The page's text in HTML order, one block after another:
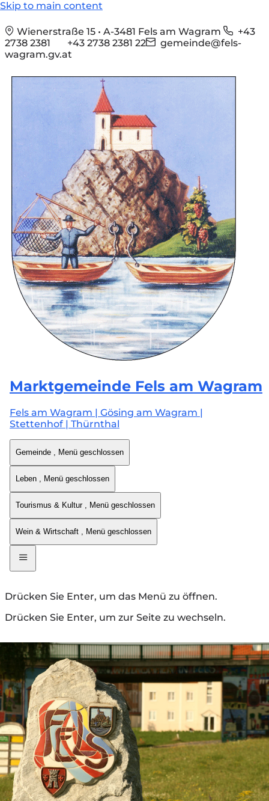
Skip to main content
Wienerstraße 15 • A-3481 Fels am Wagram
+43
2738 2381
+43 2738 2381 22
gemeinde@fels-
wagram.gv.at
Marktgemeinde Fels am Wagram
Fels am Wagram | Gösing am Wagram |
Stettenhof | Thürnthal
Gemeinde , Menü geschlossen
Leben , Menü geschlossen
Tourismus & Kultur , Menü geschlossen
Wein & Wirtschaft , Menü geschlossen
Drücken Sie Enter, um das Menü zu öffnen.
Drücken Sie Enter, um zur Seite zu wechseln.